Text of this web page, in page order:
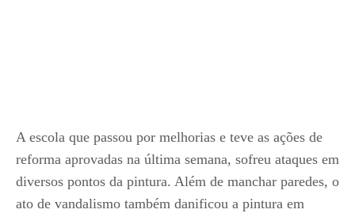
A escola que passou por melhorias e teve as ações de
reforma aprovadas na última semana, sofreu ataques em
diversos pontos da pintura. Além de manchar paredes, o
ato de vandalismo também danificou a pintura em